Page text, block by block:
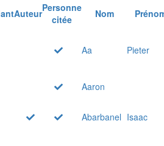
AuteurPersonne
citée
Nom
Aa Pieter
Aaron
Abarbanel Isaac